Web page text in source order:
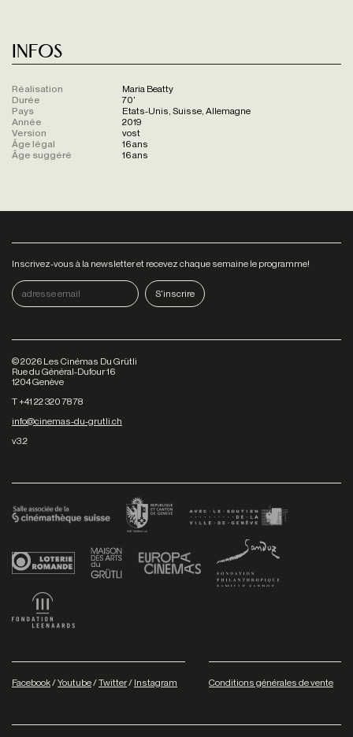
Infos
Réalisation
Maria Beatty
Durée
70'
Pays
Etats-Unis, Suisse, Allemagne
Année
2019
Version
vost
Âge légal
16 ans
Âge suggéré
16 ans
Inscrivez-vous à la newsletter et recevez chaque semaine le programme!
©2026 Les Cinémas Du Grütli
Rue du Général-Dufour 16
1204 Genève
T +41 22 320 78 78
info@cinemas-du-grutli.ch
v3.2
Facebook/Youtube/Twitter/ Instagram Conditions générales de vente